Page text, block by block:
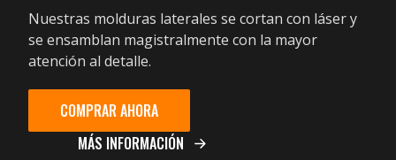
Nuestras molduras laterales se cortan con láser y
se ensamblan magistralmente con la mayor
atención al detalle.
COMPRAR AHORA
MÁS INFORMACIÓN